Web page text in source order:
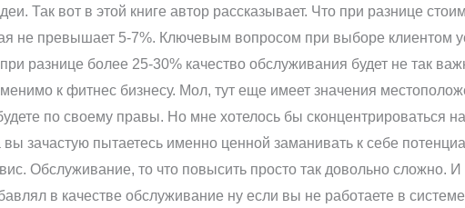
Так вот в этой книге автор рассказывает. Что при разнице
не превышает 5-7%. Ключевым вопросом при выборе клиентом
разнице более 25-30% качество обслуживания будет не так
к фитнес бизнесу. Мол, тут еще имеет значения
по своему правы. Но мне хотелось бы сконцентрироваться
зачастую пытаетесь именно ценной заманивать к себе
Обслуживание, то что повысить просто так довольно сложно.
в качестве обслуживание ну если вы не работаете в